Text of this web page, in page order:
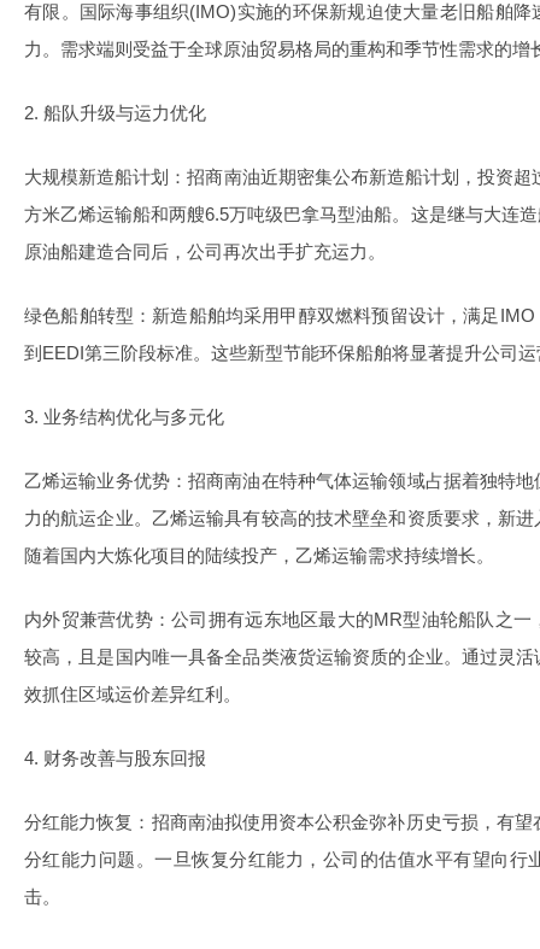
有限。国际海事组织(IMO)实施的环保新规迫使大量老旧船舶
力。需求端则受益于全球原油贸易格局的重构和季节性需求的增
2. 船队升级与运力优化
大规模新造船计划 ：招商南油近期密集公布新造船计划，投资
方米乙烯运输船和两艘6.5万吨级巴拿马型油船。这是继与大连
原油船建造合同后，公司再次出手扩充运力。
绿色船舶转型 ：新造船舶均采用甲醇双燃料预留设计，满足
到EEDI第三阶段标准。这些新型节能环保船舶将显著提升公司
3. 业务结构优化与多元化
乙烯运输业务优势：招商南油在特种气体运输领域占据着独特
力的航运企业。乙烯运输具有较高的技术壁垒和资质要求，新
随着国内大炼化项目的陆续投产，乙烯运输需求持续增长。
内外贸兼营优势：公司拥有远东地区最大的MR型油轮船队之
较高，且是国内唯一具备全品类液货运输资质的企业。通过灵
效抓住区域运价差异红利。
4. 财务改善与股东回报
分红能力恢复 ：招商南油拟使用资本公积金弥补历史亏损，有
分红能力问题。一旦恢复分红能力，公司的估值水平有望向行
击。